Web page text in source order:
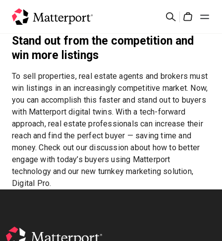
content
검
솔루션
제품
가격
리소스
새로운 사항
Stand out from the competition and
win more listings
To sell properties, real estate agents and brokers must
win listings in an increasingly competitive market. Now,
you can accomplish this faster and stand out to buyers
with Matterport digital twins. With a tech-forward
approach, real estate professionals can increase their
reach and find the perfect buyer — saving time and
money. Check out our discussion about how to better
engage with today’s buyers using Matterport
technology and our new turnkey marketing solution,
Digital Pro.